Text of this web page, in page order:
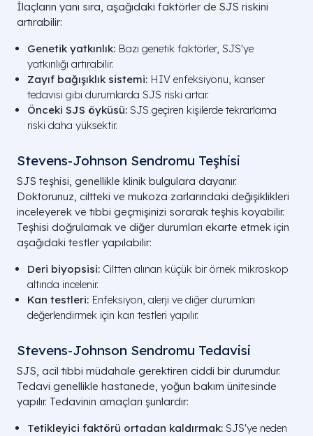
İlaçların yanı sıra, aşağıdaki faktörler de SJS riskini
artırabilir:
Genetik yatkınlık: Bazı genetik faktörler, SJS'ye
yatkınlığı artırabilir.
Zayıf bağışıklık sistemi: HIV enfeksiyonu, kanser
tedavisi gibi durumlarda SJS riski artar.
Önceki SJS öyküsü: SJS geçiren kişilerde tekrarlama
riski daha yüksektir.
Stevens-Johnson Sendromu Teşhisi
SJS teşhisi, genellikle klinik bulgulara dayanır.
Doktorunuz, ciltteki ve mukoza zarlarındaki değişiklikleri
inceleyerek ve tıbbi geçmişinizi sorarak teşhis koyabilir.
Teşhisi doğrulamak ve diğer durumları ekarte etmek için
aşağıdaki testler yapılabilir:
Deri biyopsisi: Ciltten alınan küçük bir örnek mikroskop
altında incelenir.
Kan testleri: Enfeksiyon, alerji ve diğer durumları
değerlendirmek için kan testleri yapılır.
Stevens-Johnson Sendromu Tedavisi
SJS, acil tıbbi müdahale gerektiren ciddi bir durumdur.
Tedavi genellikle hastanede, yoğun bakım ünitesinde
yapılır. Tedavinin amaçları şunlardır:
Tetikleyici faktörü ortadan kaldırmak: SJS'ye neden